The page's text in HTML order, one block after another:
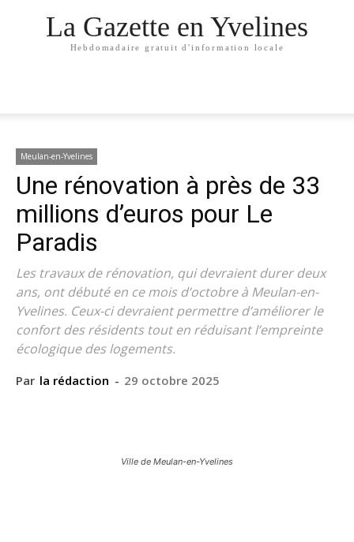
La Gazette en Yvelines
Hebdomadaire gratuit d'information locale
Meulan-en-Yvelines
Une rénovation à près de 33
millions d’euros pour Le
Paradis
Les travaux de rénovation, qui devraient durer deux
ans, ont débuté en ce mois d’octobre à Meulan-en-
Yvelines. Ceux-ci devraient permettre d’améliorer le
confort des résidents tout en réduisant l’empreinte
écologique des logements.
Par la rédaction - 29 octobre 2025
Ville de Meulan-en-Yvelines